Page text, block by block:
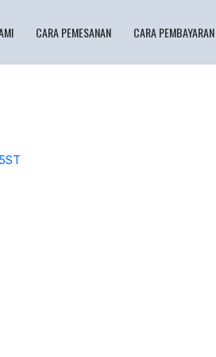
CARA PEMESANAN CARA PEMBAYARAN